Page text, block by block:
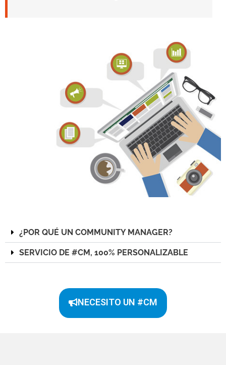
¿POR QUÉ UN COMMUNITY MANAGER?
SERVICIO DE #CM, 100% PERSONALIZABLE
NECESITO UN #CM